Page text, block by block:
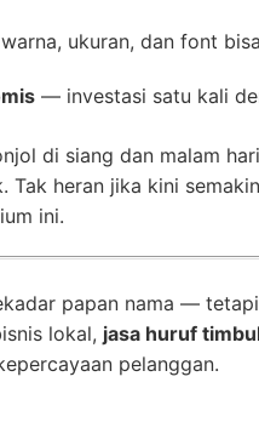
ukuran, dan font
— investasi satu kali
di siang dan malam
Tak heran jika kini
ini.
papan nama —
lokal, jasa huruf
pelanggan.